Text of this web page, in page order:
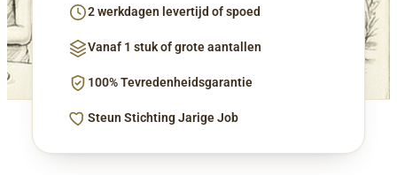
2 werkdagen levertijd of spoed
Vanaf 1 stuk of grote aantallen
100% Tevredenheidsgarantie
Steun Stichting Jarige Job